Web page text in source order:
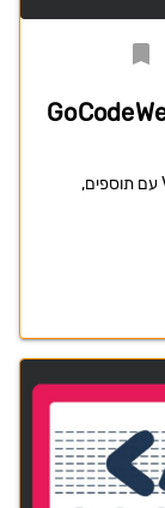
לעבוד נכון, מהיר וחכם יותר עם VSCode עם תוספים,